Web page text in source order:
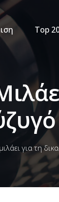
Top
για τη